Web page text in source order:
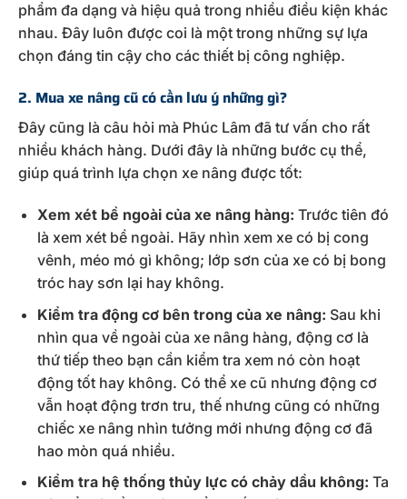
phẩm đa dạng và hiệu quả trong nhiều điều kiện khác
nhau. Đây luôn được coi là một trong những sự lựa
chọn đáng tin cậy cho các thiết bị công nghiệp.
2. Mua xe nâng cũ có cần lưu ý những gì?
Đây cũng là câu hỏi mà Phúc Lâm đã tư vấn cho rất
nhiều khách hàng. Dưới đây là những bước cụ thể,
giúp quá trình lựa chọn xe nâng được tốt:
Xem xét bề ngoài của xe nâng hàng: Trước tiên đó
là xem xét bề ngoài. Hãy nhìn xem xe có bị cong
vênh, méo mó gì không; lớp sơn của xe có bị bong
tróc hay sơn lại hay không.
Kiểm tra động cơ bên trong của xe nâng: Sau khi
nhìn qua về ngoài của xe nâng hàng, động cơ là
thứ tiếp theo bạn cần kiểm tra xem nó còn hoạt
động tốt hay không. Có thể xe cũ nhưng động cơ
vẫn hoạt động trơn tru, thế nhưng cũng có những
chiếc xe nâng nhìn tưởng mới nhưng động cơ đã
hao mòn quá nhiều.
Kiểm tra hệ thống thủy lực có chảy dầu không: Ta